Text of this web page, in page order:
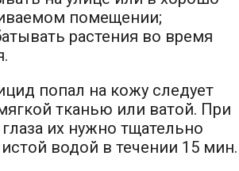
помещении;
растения во время
попал на кожу следует
тканью или ватой. При
их нужно тщательно
водой в течении 15 мин.